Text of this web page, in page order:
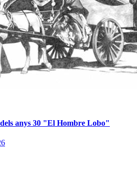
anys 30 "El Hombre Lobo"